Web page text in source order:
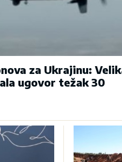
za Ukrajinu:
ugovor težak 30